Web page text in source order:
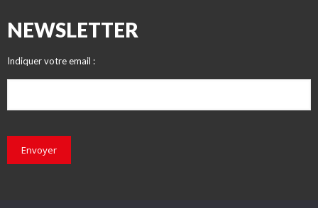
NEWSLETTER
Indiquer votre email :
Envoyer